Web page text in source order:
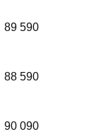
89 590
88 590
90 090